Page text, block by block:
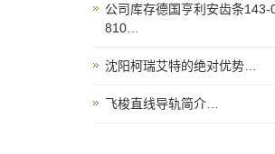
公司库存德国亨利安齿条143-
810…
沈阳柯瑞艾特的绝对优势…
飞梭直线导轨简介…